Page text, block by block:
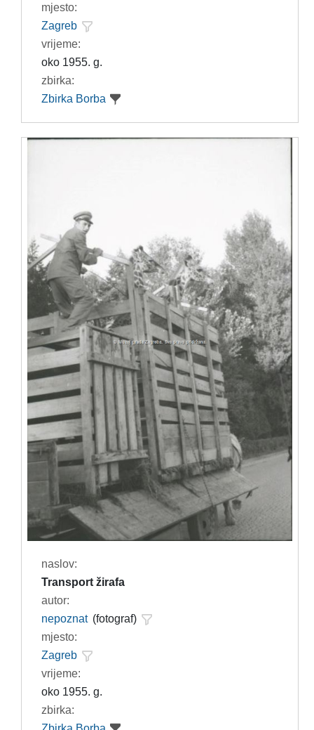
mjesto:
Zagreb
vrijeme:
oko 1955. g.
zbirka:
Zbirka Borba
naslov:
Transport žirafa
autor:
nepoznat (fotograf)
mjesto:
Zagreb
vrijeme:
oko 1955. g.
zbirka: